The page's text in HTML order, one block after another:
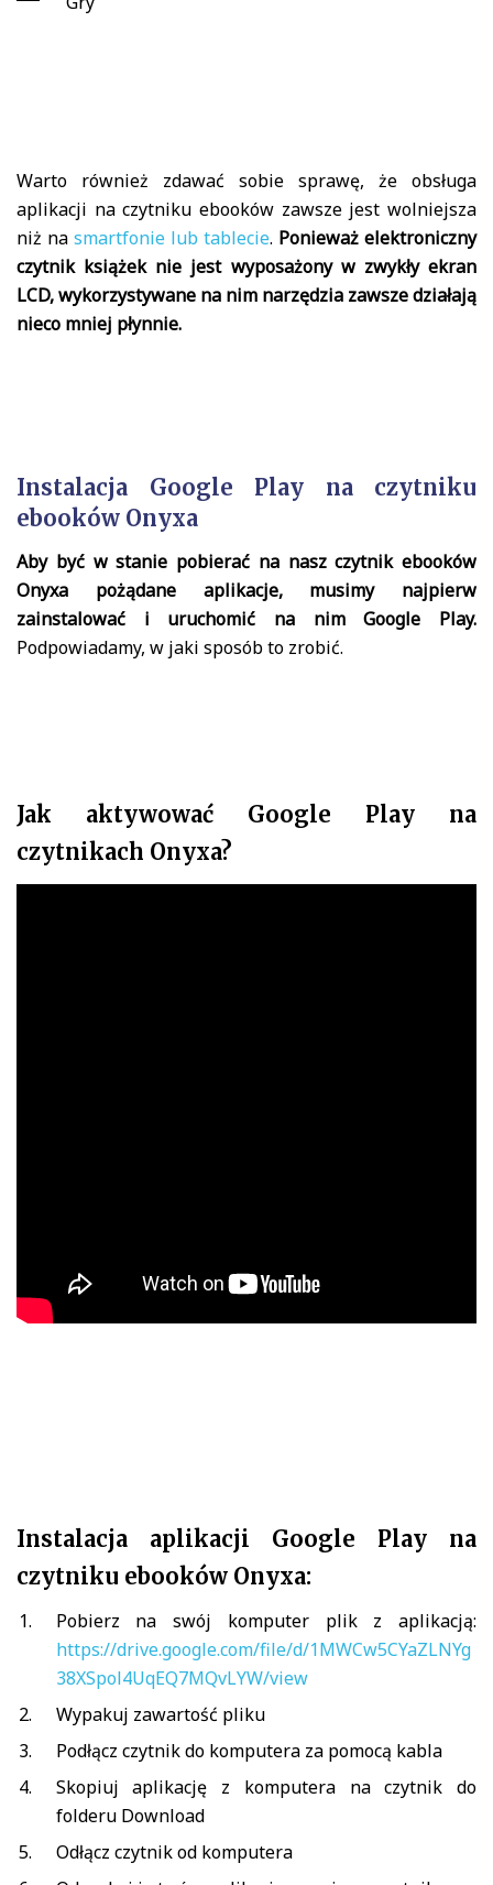
Warto również zdawać sobie sprawę, że obsługa
aplikacji na czytniku ebooków zawsze jest wolniejsza
niż na smartfonie lub tablecie. Ponieważ elektroniczny
czytnik książek nie jest wyposażony w zwykły ekran
LCD, wykorzystywane na nim narzędzia zawsze działają
nieco mniej płynnie.
Instalacja Google Play na czytniku
ebooków Onyxa
Aby być w stanie pobierać na nasz czytnik ebooków
Onyxa pożądane aplikacje, musimy najpierw
zainstalować i uruchomić na nim Google Play.
Podpowiadamy, w jaki sposób to zrobić.
Jak aktywować Google Play na
czytnikach Onyxa?
Instalacja aplikacji Google Play na
czytniku ebooków Onyxa:
Pobierz na swój komputer plik z aplikacją:
https://drive.google.com/file/d/1MWCw5CYaZLNYg
38XSpol4UqEQ7MQvLYW/view
Wypakuj zawartość pliku
Podłącz czytnik do komputera za pomocą kabla
Skopiuj aplikację z komputera na czytnik do
folderu Download
Odłącz czytnik od komputera